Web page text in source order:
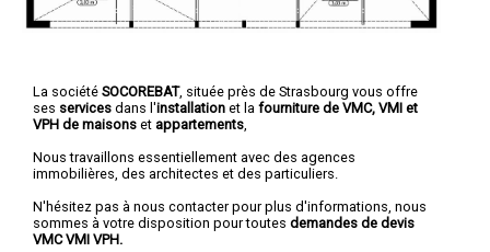
La société SOCOREBAT, située près de Strasbourg vous offre
ses services dans l'installation et la fourniture de VMC, VMI et
VPH de maisons et appartements,
Nous travaillons essentiellement avec des agences
immobilières, des architectes et des particuliers.
N'hésitez pas à nous contacter pour plus d'informations, nous
sommes à votre disposition pour toutes demandes de devis
VMC VMI VPH.